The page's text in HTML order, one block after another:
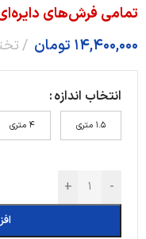
تمامی فرش‌های
14,400,000 تومان
انتخاب اندازه
1.5 متری 4 متری
-
+